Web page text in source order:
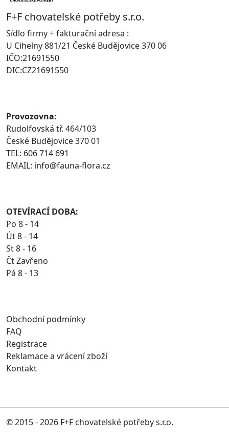
F+F chovatelské potřeby s.r.o.
Sídlo firmy + fakturační adresa :
U Cihelny 881/21 České Budějovice 370 06
IČO:21691550
DIC:CZ21691550
Provozovna:
Rudolfovská tř. 464/103
České Budějovice 370 01
TEL: 606 714 691
EMAIL: info@fauna-flora.cz
OTEVÍRACÍ DOBA:
Po 8 - 14
Út 8 - 14
St 8 - 16
Čt Zavřeno
Pá 8 - 13
Obchodní podmínky
FAQ
Registrace
Reklamace a vrácení zboží
Kontakt
© 2015 - 2026 F+F chovatelské potřeby s.r.o.